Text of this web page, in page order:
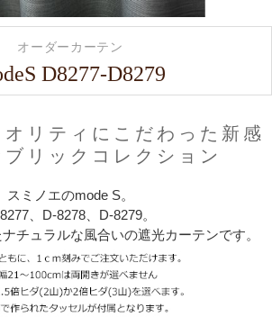
リティにこだわった新感
リックコレクション
オーダーカーテン
D8277-D8279
スミノエのmode S。
、D-8278、D-8279。
チュラルな風合いの遮光カーテンです。